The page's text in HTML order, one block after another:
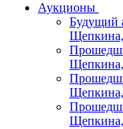
Аукционы
Будущий